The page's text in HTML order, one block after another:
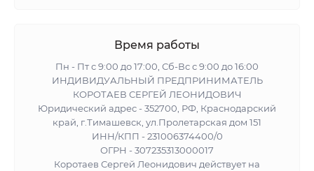
Время работы
Пн - Пт с 9:00 до 17:00, Сб-Вс с 9:00 до 16:00
ИНДИВИДУАЛЬНЫЙ ПРЕДПРИНИМАТЕЛЬ
КОРОТАЕВ СЕРГЕЙ ЛЕОНИДОВИЧ
Юридический адрес - 352700, РФ, Краснодарский
край, г.Тимашевск, ул.Пролетарская дом 151
ИНН/КПП - 231006374400/0
ОГРН - 307235313000017
Коротаев Сергей Леонидович действует на